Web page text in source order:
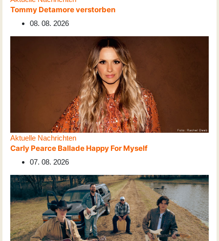
Tommy Detamore verstorben
08. 08. 2026
Aktuelle Nachrichten
Carly Pearce Ballade Happy For Myself
07. 08. 2026